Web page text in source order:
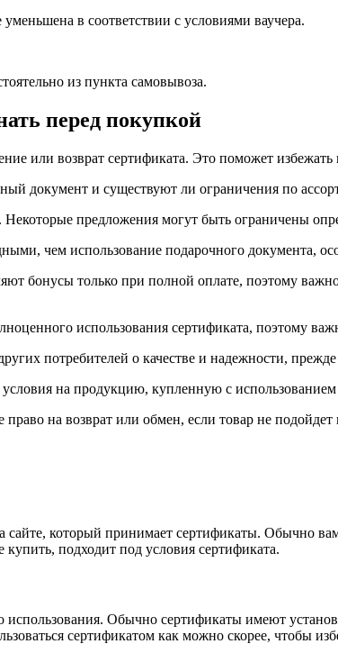
в соответствии с условиями ваучера.
из пункта самовывоза.
перед покупкой
или возврат сертификата. Это поможет
документ и существуют ли ограничения по
предложения могут быть ограничены
чем использование подарочного документа,
бонусы только при полной оплате, поэтому
использования сертификата, поэтому
потребителей о качестве и надежности,
на продукцию, купленную с
на возврат или обмен, если товар не
который принимает сертификаты. Обычно
подходит под условия сертификата.
Обычно сертификаты имеют
сертификатом как можно скорее, чтобы